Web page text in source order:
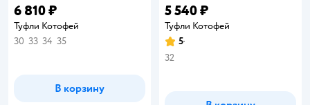
6 810 ₽
Туфли Котофей
30 33 34 35
В корзину
5 540 ₽
Туфли Котофей
Рейтинг:
5
32